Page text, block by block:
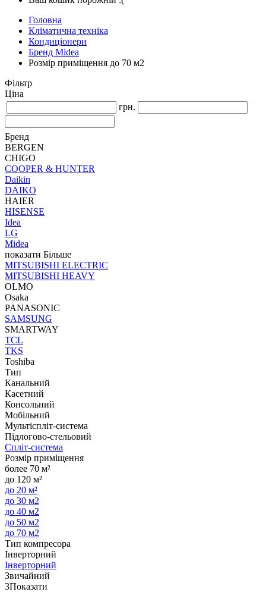
Головна
Кліматична техніка
Кондиціонери
Бренд Midea
Розмір приміщення до 70 м2
Фільтр
Ціна
грн.
Бренд
BERGEN
CHIGO
COOPER & HUNTER
Daikin
DAIKO
HAIER
HISENSE
Idea
LG
Midea
показати Більше
MITSUBISHI ELECTRIC
MITSUBISHI HEAVY
OLMO
Osaka
PANASONIC
SAMSUNG
SMARTWAY
TCL
TKS
Toshiba
Тип
Канальний
Касетний
Консольний
Мобільний
Мультіспліт-система
Підлогово-стельовий
Спліт-система
Розмір приміщення
более 70 м²
до 120 м²
до 20 м²
до 30 м2
до 40 м2
до 50 м2
до 70 м2
Тип компресора
Інверторний
Інверторний
Звичайний
3Показати